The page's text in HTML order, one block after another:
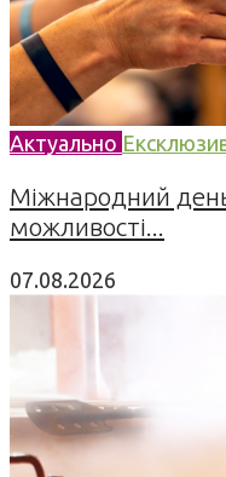
Актуально
Міжнародний
можливості...
07.08.2026